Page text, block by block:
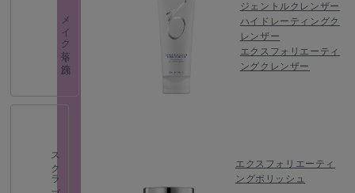
メイク落し・洗顔
ジェントルクレンザー
ハイドレーティングク
レンザー
エクスフォリエーティ
ングクレンザー
スクラブ
エクスフォリエーティ
ングポリッシュ